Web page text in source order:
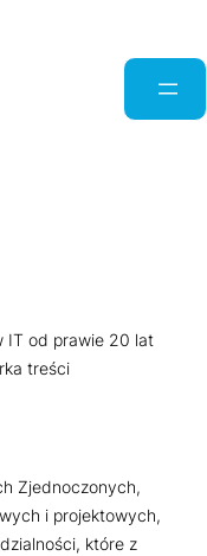
IT od prawie 20 lat
treści
Zjednoczonych,
i projektowych,
które z